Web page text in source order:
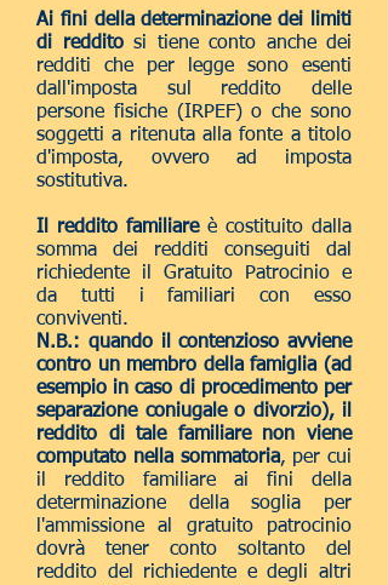
Ai fini della determinazione dei limiti
di redditosi tiene conto anche dei
redditi che per legge sono esenti
dall'imposta sul reddito delle
persone fisiche (IRPEF) o che sono
soggetti a ritenuta alla fonte a titolo
d'imposta, ovvero ad imposta
sostitutiva.
Il reddito familiareè costituito dalla
somma dei redditi conseguiti dal
richiedente il Gratuito Patrocinio e
da tutti i familiari con esso
conviventi.
N.B.: quando il contenzioso avviene
contro un membro della famiglia (ad
esempio in caso di procedimento per
separazione coniugale o divorzio), il
reddito di tale familiare non viene
computato nella sommatoria, per cui
il reddito familiare ai fini della
determinazione della soglia per
l'ammissione al gratuito patrocinio
dovrà tener conto soltanto del
reddito del richiedente e degli altri